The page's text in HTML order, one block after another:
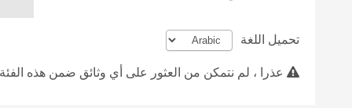
تحميل اللغة
عذرا ، لم نتمكن من العثور على أي وثائق ضمن هذه الفئة.